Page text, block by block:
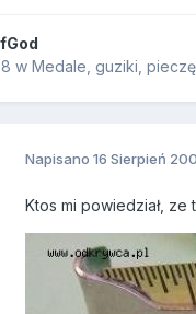
w Medale, guziki,
Napisano 16 Sierpień
Ktos mi powiedział,